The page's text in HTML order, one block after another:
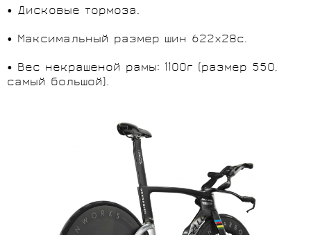
• Дисковые тормоза.
• Максимальный размер шин 622x28c.
• Вес некрашеной рамы: 1100г (размер 550,
самый большой).